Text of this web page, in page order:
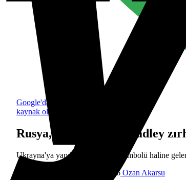
Google'da tercih edilen
kaynak olarak ekle
Rusya, ele geçirdiği Bradley
Ukrayna'ya yapılan yardımların sembolü haline
21 Nisan 2025 20:56 Ozan Akarsu